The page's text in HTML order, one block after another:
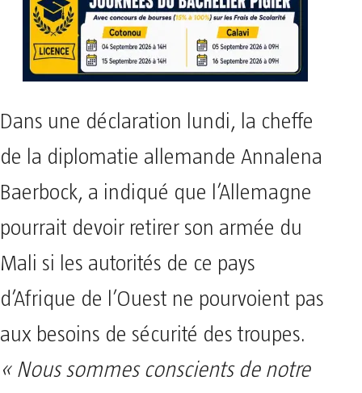
Dans une déclaration lundi, la cheffe
de la diplomatie allemande Annalena
Baerbock, a indiqué que l’Allemagne
pourrait devoir retirer son armée du
Mali si les autorités de ce pays
d’Afrique de l’Ouest ne pourvoient pas
aux besoins de sécurité des troupes.
« Nous sommes conscients de notre